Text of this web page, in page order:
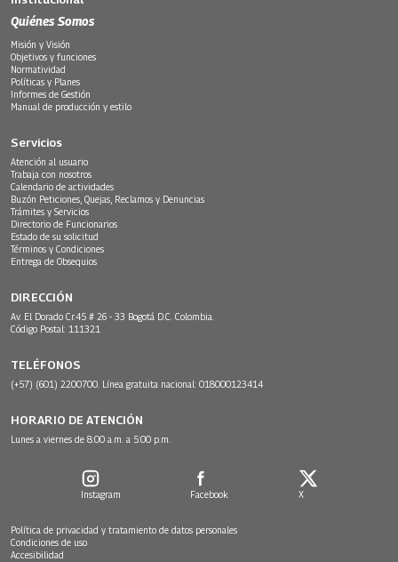
Quiénes Somos
Misión y Visión
Objetivos y funciones
Normatividad
Políticas y Planes
Informes de Gestión
Manual de producción y estilo
Servicios
Atención al usuario
Trabaja con nosotros
Calendario de actividades
Buzón Peticiones, Quejas, Reclamos y Denuncias
Trámites y Servicios
Directorio de Funcionarios
Estado de su solicitud
Términos y Condiciones
Entrega de Obsequios
DIRECCIÓN
Av. El Dorado Cr.45 # 26 - 33 Bogotá D.C. Colombia.
Código Postal: 111321
TELÉFONOS
(+57) (601) 2200700. Línea gratuita nacional: 018000123414
HORARIO DE ATENCIÓN
Lunes a viernes de 8:00 a.m. a 5:00 p.m.
Instagram Facebook X
Política de privacidad y tratamiento de datos personales
Condiciones de uso
Accesibilidad